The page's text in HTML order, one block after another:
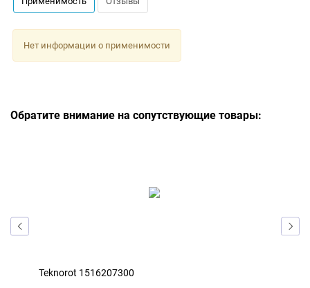
Нет информации о применимости
Обратите внимание на сопутствующие товары:
Teknorot 1516207300